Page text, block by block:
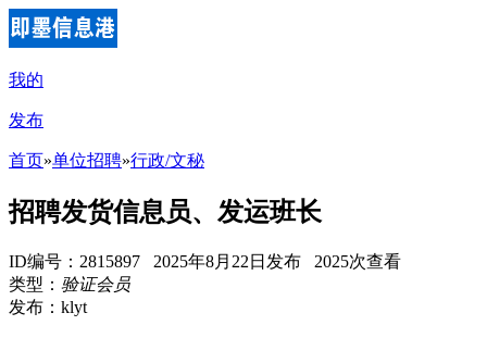
我的
发布
首页»单位招聘»行政/文秘
招聘发货信息员、发运班长
ID编号：2815897 2025年8月22日发布 2025次查看
类型： 验证会员
发布：klyt